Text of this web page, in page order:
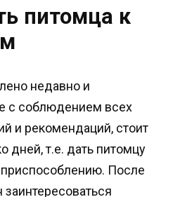
питомца к
недавно и
с соблюдением всех
и рекомендаций, стоит
дней, т.е. дать питомцу
После